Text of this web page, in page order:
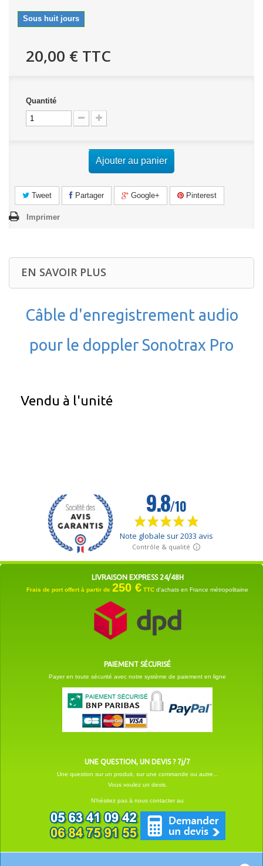
Sous huit jours
20,00 € TTC
Quantité
Ajouter au panier
Tweet Partager Google+ Pinterest
Imprimer
EN SAVOIR PLUS
Câble d'enregistrement audio
pour le doppler Sonotrax Pro
Vendu à l'unité
LIVRAISON EXPRESS 24/48H
Frais de port offert à partir de 250 € TTC d'achats en France métropolitaine
PAIEMENT SÉCURISÉ
Payer en toute sécurité avec notre système de paiement en ligne
UNE QUESTION, UN DEVIS ? 7j/7
Une question sur un produit, sur une commande ou autre...
Vous voulez un devis.
N'hésitez pas à nous contacter au